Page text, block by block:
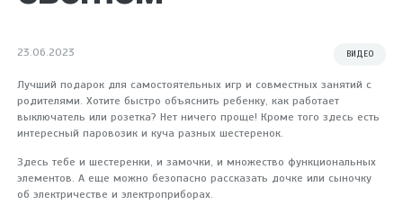
23.06.2023 ВИДЕО
Лучший подарок для самостоятельных игр и совместных занятий с
родителями. Хотите быстро объяснить ребенку, как работает
выключатель или розетка? Нет ничего проще! Кроме того здесь есть
интересный паровозик и куча разных шестеренок.
Здесь тебе и шестеренки, и замочки, и множество функциональных
элементов. А еще можно безопасно рассказать дочке или сыночку
об электричестве и электроприборах.